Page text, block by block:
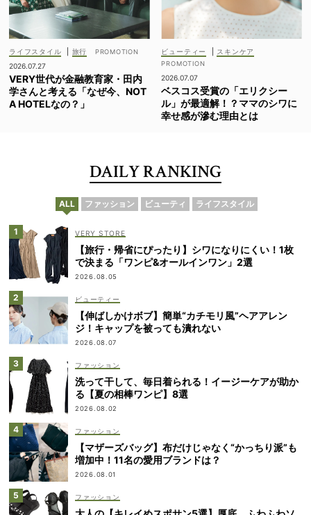
ライフスタイル
旅行
2026.07.27
VERY世代が金融教育家・田内
学さんと考える「なぜ今、NOT
A HOTELなの？」
ビューティー スキンケア
2026.07.07
ベスコス受賞の「エリクシー
ル」が最適解！？ママのシワに
幸せ感が滲む理由とは
DAILY RANKING
ALL ファッション ビューティ ライフスタイル
VERY STORE
【旅行・帰省にぴったり】シワになりにくい！1枚
で決まる「ワンピ&オールインワン」2選
2026.08.05
ビューティー
【伸ばしかけボブ】簡単“カチモリ風”ヘアアレン
ジ！キャップを被っても潰れない
2026.08.07
ファッション
洗って干して、毎日着られる！イージーケアが助か
る【夏の相棒ワンピ】8選
2026.08.02
ファッション
【マザーズバッグ】布だけじゃなく“かっちり派”も
増加中！11名の愛用ブランドは？
2026.08.01
ファッション